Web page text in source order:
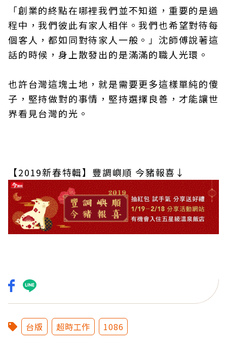
「創業的終點在哪裡我們並不知道，重要的是過
程中，我們彼此有家人相伴。我們也希望對待每
個客人，都如同對待家人一般。」沈師傅說著這
話的時候，身上散發出的是滿滿的職人光環。
也許台灣這塊土地，就是需要更多這樣單純的傻
子，堅持做對的事情，堅持選擇良善，才能讓世
界看見台灣的光。
【2019新春特輯】豐調嶼順 今豬報喜↓
台版 超時工作 1086